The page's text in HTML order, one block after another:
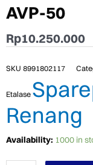
AVP-50
Rp10.250.000
SKU 8991802117
Etalase
Renang
Availability: 1000 in
TERMURAH
MAINDRAIN